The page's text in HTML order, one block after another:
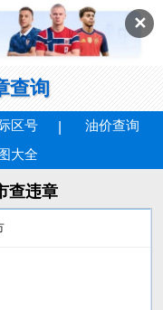
✕
查询
区号
油价查询
大全
查违章